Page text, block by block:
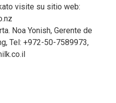
visite su sitio web:
Noa Yonish, Gerente de
Tel: +972-50-7589973,